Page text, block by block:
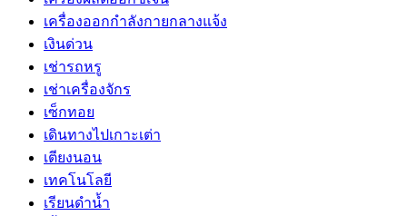
เครื่องออกกำลังกายกลางแจ้ง
เงินด่วน
เช่ารถหรู
เช่าเครื่องจักร
เซ็กทอย
เดินทางไปเกาะเต่า
เตียงนอน
เทคโนโลยี
เรียนดำน้ำ